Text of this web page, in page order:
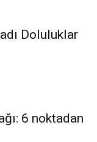
Doluluklar
6 noktadan